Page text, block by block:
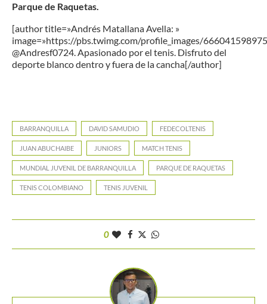
Parque de Raquetas.
[author title=»Andrés Matallana Avella: »
image=»https://pbs.twimg.com/profile_images/
@Andresf0724. Apasionado por el tenis. Disfruto del
deporte blanco dentro y fuera de la cancha[/author]
BARRANQUILLA DAVID SAMUDIO FEDECOLTENIS
JUAN ABUCHAIBE JUNIORS MATCH TENIS
MUNDIAL JUVENIL DE BARRANQUILLA PARQUE DE RAQUETAS
TENIS COLOMBIANO TENIS JUVENIL
0